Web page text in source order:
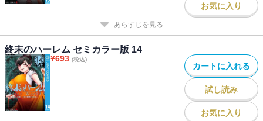
お気に入り
あらすじを見る
終末のハーレム セミカラー版 14
¥693 (税込)
カートに入れる
試し読み
お気に入り